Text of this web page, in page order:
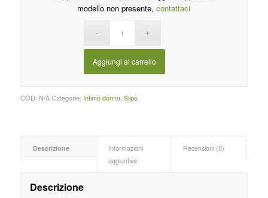
modello non presente,contattaci
Aggiungi al carrello
COD: N/A Categorie: Intimo donna, Slips
Descrizione
Informazioni
aggiuntive
Recensioni (0)
Descrizione